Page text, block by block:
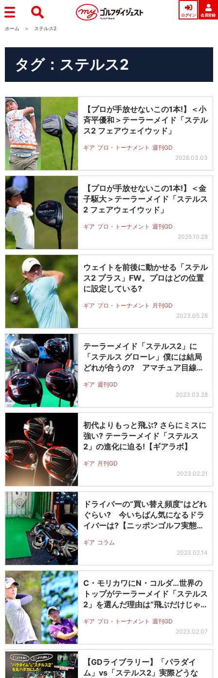
ログイン 会員登録
ホーム ステルス2
タグ：ステルス2
【プロが手放せないこの1本!】＜小
斉平優和＞テーラーメイド「ステル
ス2 フェアウェイウッド」
ギア プロ・トーナメント 週刊GD
2026.03.03
【プロが手放せないこの1本!】＜金
子駆大＞テーラーメイド「ステルス
2 フェアウェイウッド」
ギア プロ・トーナメント 週刊GD
2025.10.28
ウェイトを前後に動かせる「ステル
ス2 プラス」FW。プロはどの位置
に設定している?
ギア プロ・トーナメント
月刊GD
2023.05.28
テーラーメイド「ステルス2」に
「ステルス グローレ」僕には結局
どれが合うの? アマチュア目線で
ギア 週刊GD
2023.03.28
初代よりもっと飛ぶ? さらにミスに
強い? テーラーメイド「ステルス
2」の進化に迫る!【ギアラボ】
ギア 月刊GD
2023.02.21
ドライバーの“買い替え頻度”はどれ
ぐらい? 今いちばん気になるドラ
イバーは?【ニッポンゴルフ実態調
ギア コラム
2023.02.14
C・モリカワにN・コルダ…世界の
トップがテーラーメイド「ステルス
2」を選んだ理由は“飛ぶだけじゃ
ギア プロ・トーナメント 週刊GD
2023.02.07
【GDライブラリー】「パラダイ
ム」vs「ステルス2」実際どうな